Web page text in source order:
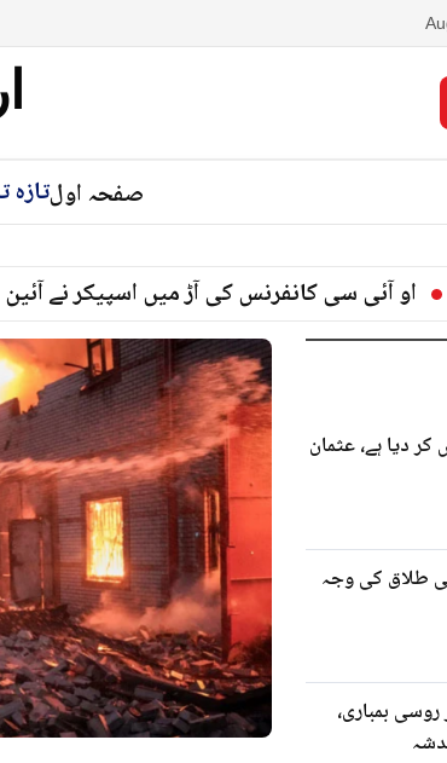
صفحہ اولتازہ
او آئی سی کانفرنس کی آڑ میں اسپیکر نے
دیا ہے، عثمان
طلاق کی وجہ
بمباری،